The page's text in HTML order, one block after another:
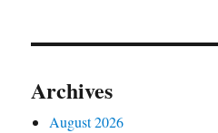
Archives
August 2026